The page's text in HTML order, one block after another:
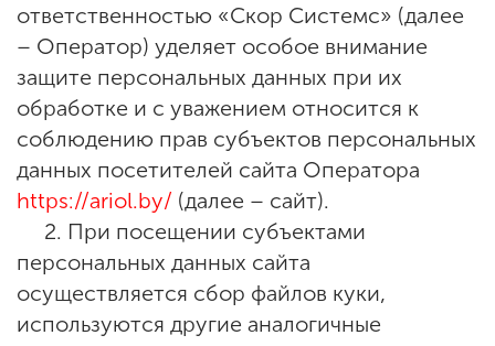
ответственностью «Скор Системс» (далее
– Оператор) уделяет особое внимание
защите персональных данных при их
обработке и с уважением относится к
соблюдению прав субъектов персональных
данных посетителей сайта Оператора
https://ariol.by/ (далее – сайт).
2. При посещении субъектами
персональных данных сайта
осуществляется сбор файлов куки,
используются другие аналогичные